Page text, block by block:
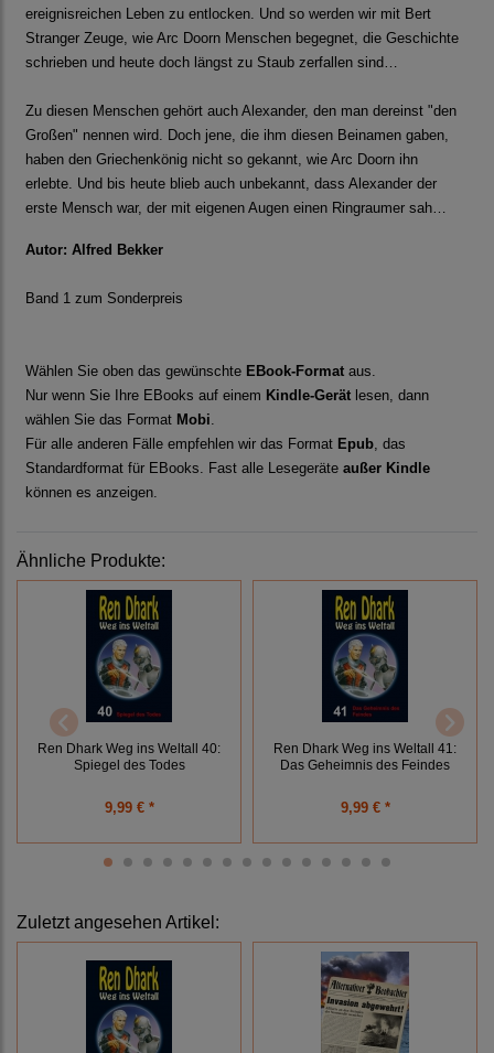
ereignisreichen Leben zu entlocken. Und so werden wir mit Bert
Stranger Zeuge, wie Arc Doorn Menschen begegnet, die Geschichte
schrieben und heute doch längst zu Staub zerfallen sind…
Zu diesen Menschen gehört auch Alexander, den man dereinst "den
Großen" nennen wird. Doch jene, die ihm diesen Beinamen gaben,
haben den Griechenkönig nicht so gekannt, wie Arc Doorn ihn
erlebte. Und bis heute blieb auch unbekannt, dass Alexander der
erste Mensch war, der mit eigenen Augen einen Ringraumer sah…
Autor: Alfred Bekker
Band 1 zum Sonderpreis
Wählen Sie oben das gewünschte EBook-Format aus.
Nur wenn Sie Ihre EBooks auf einem Kindle-Gerät lesen, dann
wählen Sie das Format Mobi.
Für alle anderen Fälle empfehlen wir das Format Epub, das
Standardformat für EBooks. Fast alle Lesegeräte außer Kindle
können es anzeigen.
Ähnliche Produkte:
Ren Dhark Weg ins Weltall 40:
Spiegel des Todes
9,99 € *
Ren Dhark Weg ins Weltall 41:
Das Geheimnis des Feindes
9,99 € *
Zuletzt angesehen Artikel: